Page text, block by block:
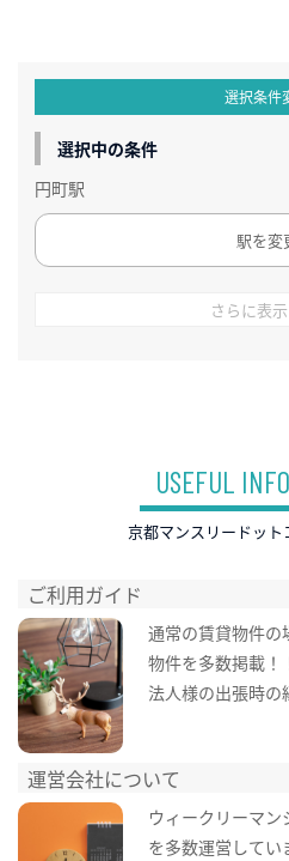
選択条件
選択中の条件
円町駅
駅を変
さらに表示
USEFUL
京都マンスリードット
ご利用ガイド
通常の賃貸物件の
物件を多数掲載！
法人様の出張時の
運営会社について
ウィークリーマ
を多数運営してい